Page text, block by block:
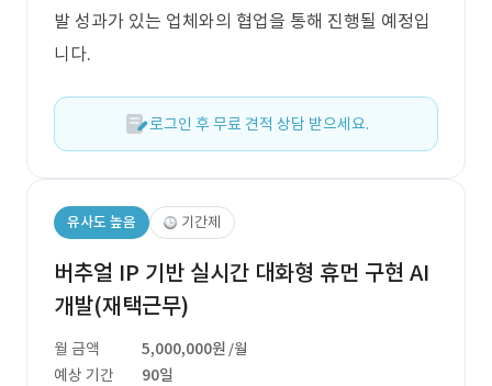
발 성과가 있는 업체와의 협업을 통해 진행될 예정입
니다.
로그인 후 무료 견적 상담 받으세요.
유사도 높음 기간제
버추얼 IP 기반 실시간 대화형 휴먼 구현 AI
개발(재택근무)
월 금액 5,000,000원 /월
예상 기간
90일